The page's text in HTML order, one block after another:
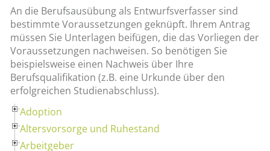
An die Berufsausübung als Entwurfsverfasser sind
bestimmte Voraussetzungen geknüpft. Ihrem Antrag
müssen Sie Unterlagen beifügen, die das Vorliegen der
Voraussetzungen nachweisen. So benötigen Sie
beispielsweise einen Nachweis über Ihre
Berufsqualifikation (z.B. eine Urkunde über den
erfolgreichen Studienabschluss).
Adoption
Altersvorsorge und Ruhestand
Arbeitgeber